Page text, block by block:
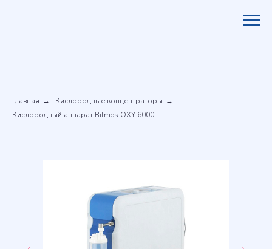
Главная → Кислородные концентраторы →
Кислородный аппарат Bitmos OXY 6000